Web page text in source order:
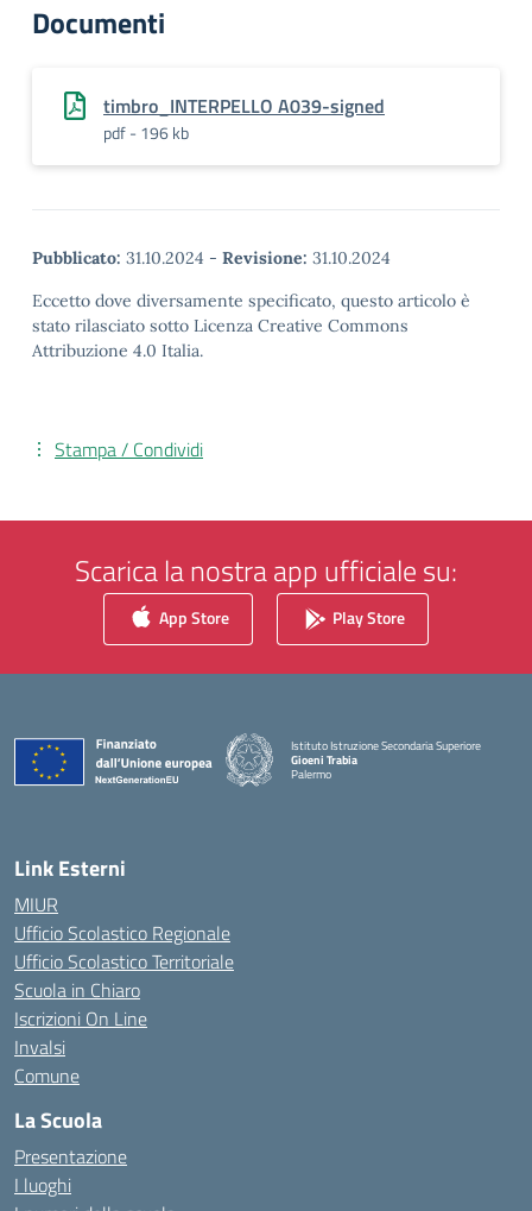
Documenti
timbro_INTERPELLO A039-signed
pdf - 196 kb
Pubblicato: 31.10.2024 - Revisione: 31.10.2024
Eccetto dove diversamente specificato, questo articolo è
stato rilasciato sotto Licenza Creative Commons
Attribuzione 4.0 Italia.
Stampa / Condividi
Scarica la nostra app ufficiale su:
App Store Play Store
Istituto Istruzione Secondaria Superiore
Gioeni Trabia
Palermo
Link Esterni
MIUR
Ufficio Scolastico Regionale
Ufficio Scolastico Territoriale
Scuola in Chiaro
Iscrizioni On Line
Invalsi
Comune
La Scuola
Presentazione
I luoghi